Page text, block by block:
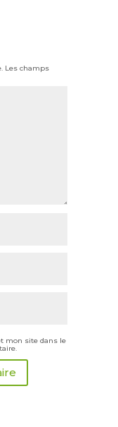
Les champs
mon site dans le